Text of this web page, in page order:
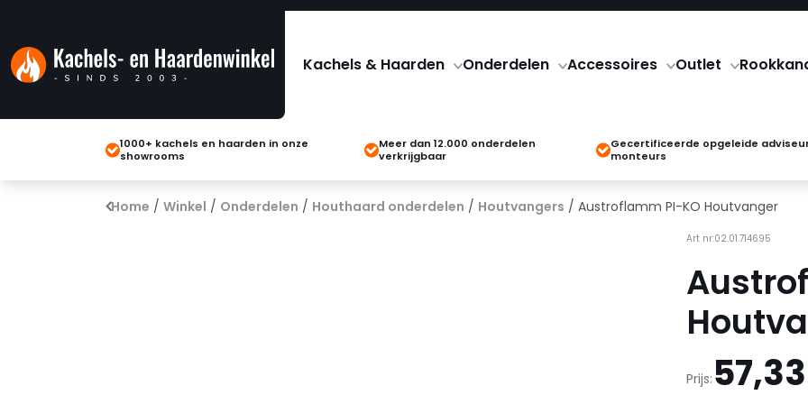
Kachels & Haarden Onderdelen Accessoires Outlet
1000+ kachels en haarden in onze
showrooms
Meer dan 12.000 onderdelen
verkrijgbaar
Gecertificeerde opgeleide
monteurs
Home / Winkel / Onderdelen / Houthaard onderdelen / Houtvangers / Austroflamm PI-KO Houtvanger
Art nr:02.01.714695
Prijs: 57,33